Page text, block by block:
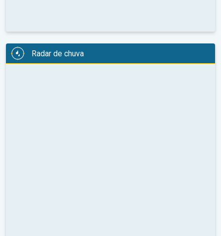
Radar de chuva